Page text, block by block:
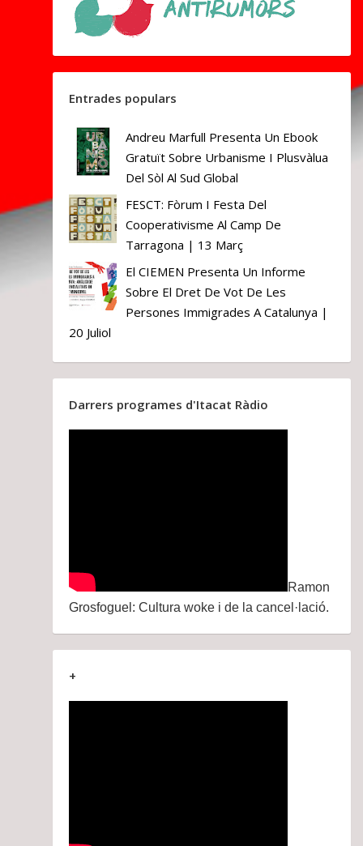
Entrades populars
Andreu Marfull Presenta Un Ebook
Gratuït Sobre Urbanisme I Plusvàlua
Del Sòl Al Sud Global
FESCT: Fòrum I Festa Del
Cooperativisme Al Camp De
Tarragona | 13 Març
El CIEMEN Presenta Un Informe
Sobre El Dret De Vot De Les
Persones Immigrades A Catalunya |
20 Juliol
Darrers programes d'Itacat Ràdio
Ramon
Grosfoguel: Cultura woke i de la cancel·lació.
+